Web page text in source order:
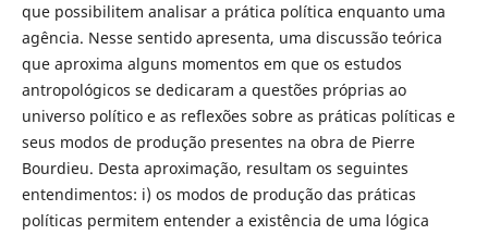
que possibilitem analisar a prática política enquanto uma
agência. Nesse sentido apresenta, uma discussão teórica
que aproxima alguns momentos em que os estudos
antropológicos se dedicaram a questões próprias ao
universo político e as reflexões sobre as práticas políticas e
seus modos de produção presentes na obra de Pierre
Bourdieu. Desta aproximação, resultam os seguintes
entendimentos: i) os modos de produção das práticas
políticas permitem entender a existência de uma lógica